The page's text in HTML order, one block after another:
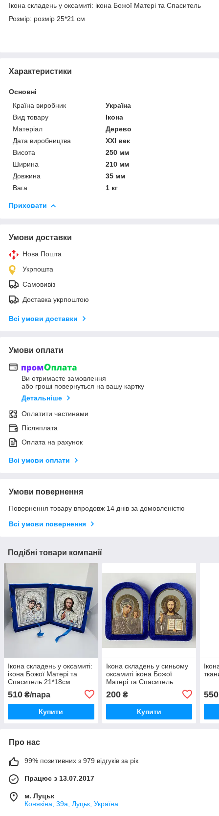
Ікона складень у оксамиті: ікона Божої Матері та Спаситель
Розмір: розмір 25*21 см
Характеристики
Основні
Країна виробник
Україна
Вид товару
Ікона
Матеріал
Дерево
Дата виробництва
XXI век
Висота
250 мм
Ширина
210 мм
Довжина
35 мм
Вага
1 кг
Приховати
Умови доставки
Нова Пошта
Укрпошта
Самовивіз
Доставка укрпоштою
Всі умови доставки
Умови оплати
Ви отримаєте замовлення
або гроші повернуться на вашу картку
Детальніше
Оплатити частинами
Післяплата
Оплата на рахунок
Всі умови оплати
Умови повернення
Повернення товару впродовж 14 днів за домовленістю
Всі умови повернення
Подібні товари компанії
Ікона складень у оксамиті:
ікона Божої Матері та
Спаситель 21*18см
510 ₴/пара
Купити
Ікона складень у синьому
оксамиті ікона Божої
Матері та Спаситель
200₴
Купити
550
Про нас
99% позитивних з 979 відгуків за рік
Працює з 13.07.2017
м. Луцьк
Конякіна, 39а, Луцьк, Україна